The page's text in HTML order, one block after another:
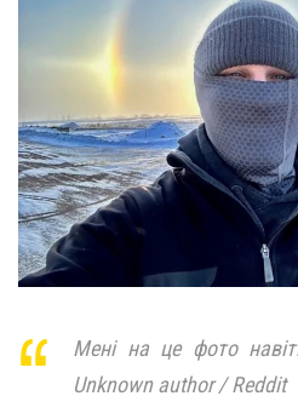
Мені на це фото
Unknown author / Reddit